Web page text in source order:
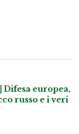
Difesa europea,
russo e i veri